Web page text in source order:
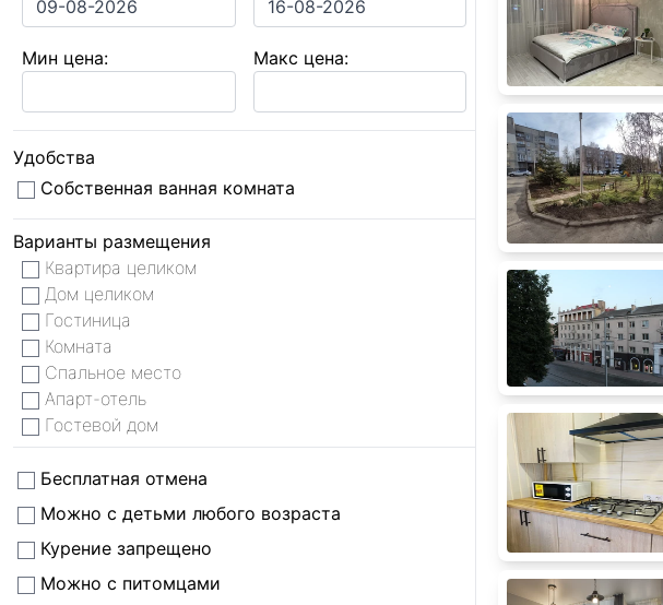
Мин цена: Макс цена:
Удобства
Собственная ванная комната
Варианты размещения
Квартира целиком
Дом целиком
Гостиница
Комната
Спальное место
Апарт-отель
Гостевой дом
Бесплатная отмена
Можно с детьми любого возраста
Курение запрещено
Можно с питомцами